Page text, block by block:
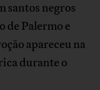
santos negros
de Palermo e
apareceu na
durante o